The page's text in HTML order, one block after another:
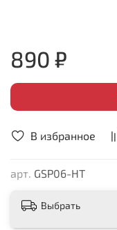
В избранное
арт. GSP06-HT
890 ₽
Выбрать